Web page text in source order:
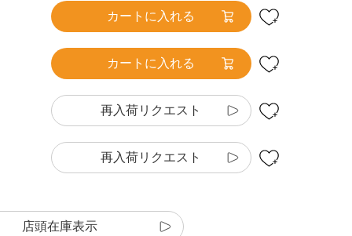
カートに入れる
カートに入れる
再入荷リクエスト
再入荷リクエスト
店頭在庫表示